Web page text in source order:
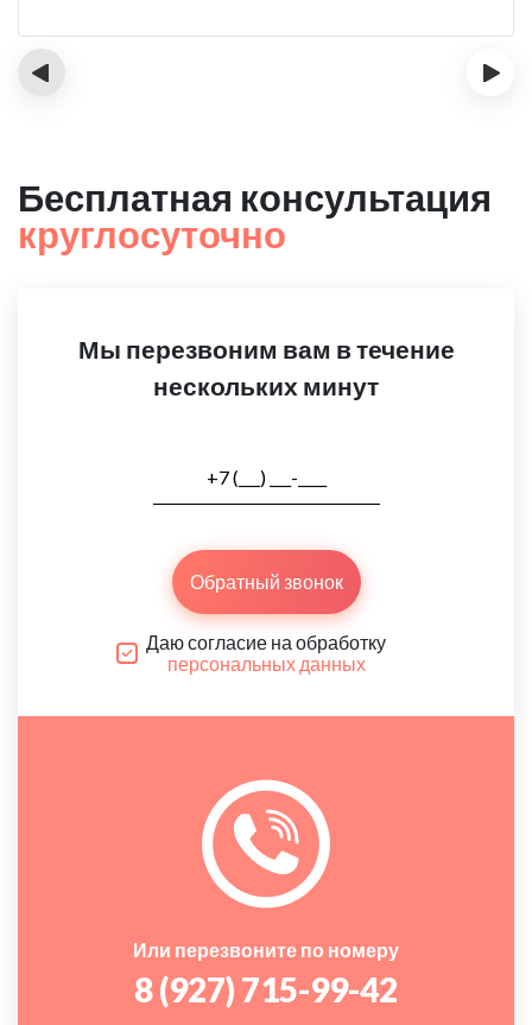
‹ ›
Бесплатная консультация
круглосуточно
Мы перезвоним вам в течение
нескольких минут
Обратный звонок
Даю согласие на обработку
персональных данных
Или перезвоните по номеру
8 (927) 715-99-42